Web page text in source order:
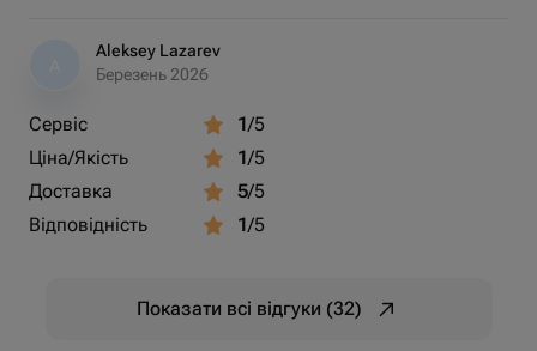
Aleksey Lazarev
Березень 2026
Сервіс 1/5
Ціна/Якість
1/5
Доставка
5/5
Відповідність
1/5
Показати всі відгуки (32)